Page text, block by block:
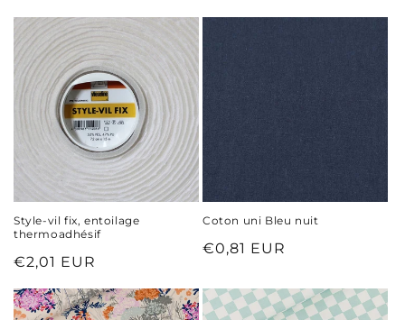
Style-vil fix, entoilage
thermoadhésif
Prix
€2,01 EUR
Coton uni Bleu nuit
Prix
€0,81 EUR